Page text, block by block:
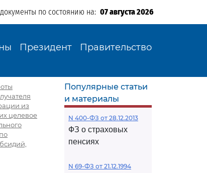
по состоянию на: 07 августа 2026
Президент Правительство
из
целевое
Популярные статьи
и материалы
N 400-ФЗ от 28.12.2013
ФЗ о страховых
пенсиях
N 69-ФЗ от 21.12.1994